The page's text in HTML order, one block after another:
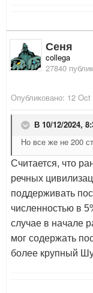
Сеня
collega
27840
Опубликовано: 12 Oct
В 10/12/2024,
Но все же не 200
Считается, что
речных
поддерживать
численностью в
случае в начале
мог содержать
более крупный